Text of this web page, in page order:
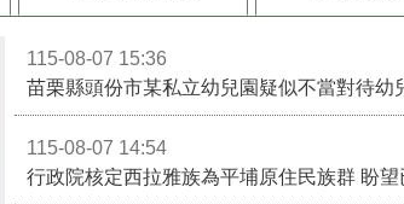
115-08-07 15:36
苗栗縣頭份市某私立幼兒園疑似不當對待幼
115-08-07 14:54